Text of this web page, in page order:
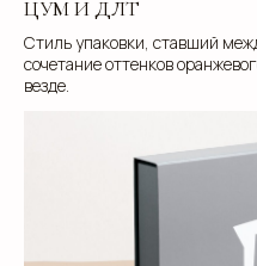
ЦУМ И ДЛТ
Стиль упаковки, ставший
сочетание оттенков
везде.